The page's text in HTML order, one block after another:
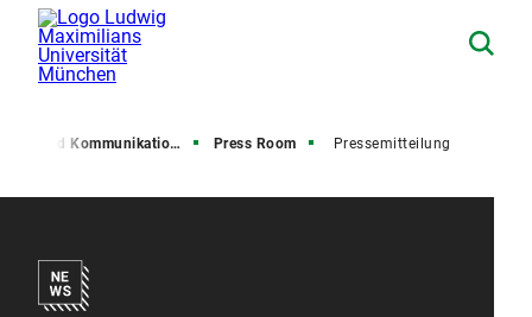
und Kommunikation (PuK) Press Room Pressemitteilung